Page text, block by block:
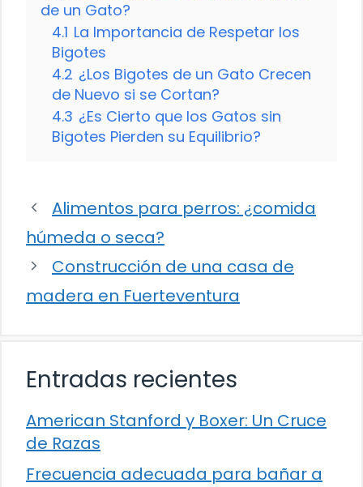
de un Gato?
4.1 La Importancia de Respetar los
Bigotes
4.2 ¿Los Bigotes de un Gato Crecen
de Nuevo si se Cortan?
4.3 ¿Es Cierto que los Gatos sin
Bigotes Pierden su Equilibrio?
Alimentos para perros: ¿comida
húmeda o seca?
Construcción de una casa de
madera en Fuerteventura
Entradas recientes
American Stanford y Boxer: Un Cruce
de Razas
Frecuencia adecuada para bañar a